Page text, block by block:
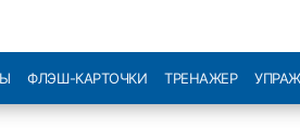
ФЛЭШ-КАРТОЧКИ ТРЕНАЖЕР